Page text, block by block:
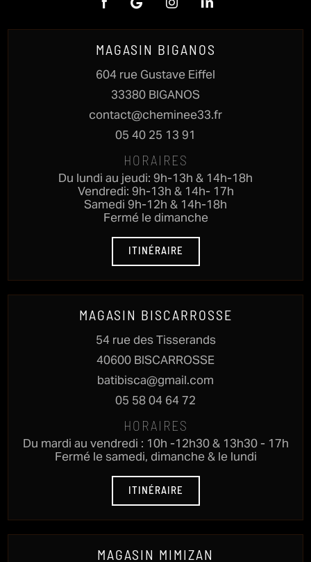
MAGASIN BIGANOS
604 rue Gustave Eiffel
33380 BIGANOS
contact@cheminee33.fr
05 40 25 13 91
HORAIRES
Du lundi au jeudi: 9h-13h & 14h-18h
Vendredi: 9h-13h & 14h- 17h
Samedi 9h-12h & 14h-18h
Fermé le dimanche
ITINÉRAIRE
MAGASIN BISCARROSSE
54 rue des Tisserands
40600 BISCARROSSE
batibisca@gmail.com
05 58 04 64 72
HORAIRES
Du mardi au vendredi : 10h -12h30 & 13h30 - 17h
Fermé le samedi, dimanche & le lundi
ITINÉRAIRE
MAGASIN MIMIZAN